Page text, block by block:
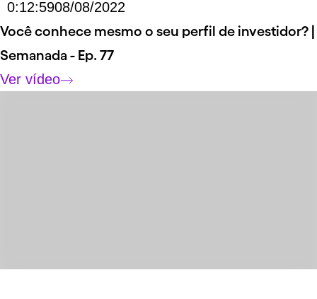
Link externo para o vídeo
Você conhece mesmo o seu perfil de investidor? |
Semanada - Ep. 77
Ver vídeo